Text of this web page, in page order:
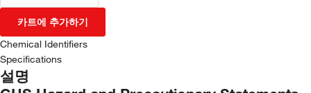
카트에 추가하기
Chemical Identifiers
Specifications
설명